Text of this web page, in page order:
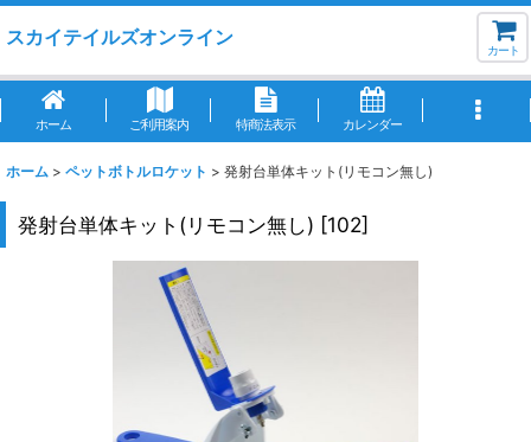
スカイテイルズオンライン
カート
ホーム ご利用案内 特商法表示 カレンダー
ホーム > ペットボトルロケット > 発射台単体キット(リモコン無し)
発射台単体キット(リモコン無し) [102]